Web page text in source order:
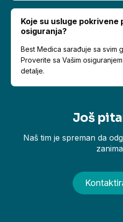
Koje su usluge pokrivene
osiguranja?
Best Medica sarađuje sa svim
Proverite sa Vašim
detalje.
Još
Naš tim je spreman da